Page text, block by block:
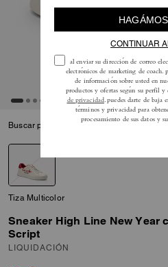
Buscar productos habilitados
Tiza Multicolor
Sneaker High Line New Year
Script
LIQUIDACIÓN